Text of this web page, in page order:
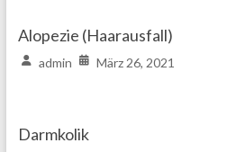
Alopezie (Haarausfall)
admin März 26, 2021
Darmkolik